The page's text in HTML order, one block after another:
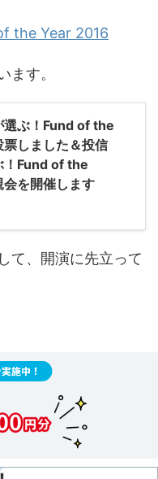
the Year 2016
ます。
選ぶ！Fund of the
しました＆投信
！Fund of the
を開催します
て、開演に先立って